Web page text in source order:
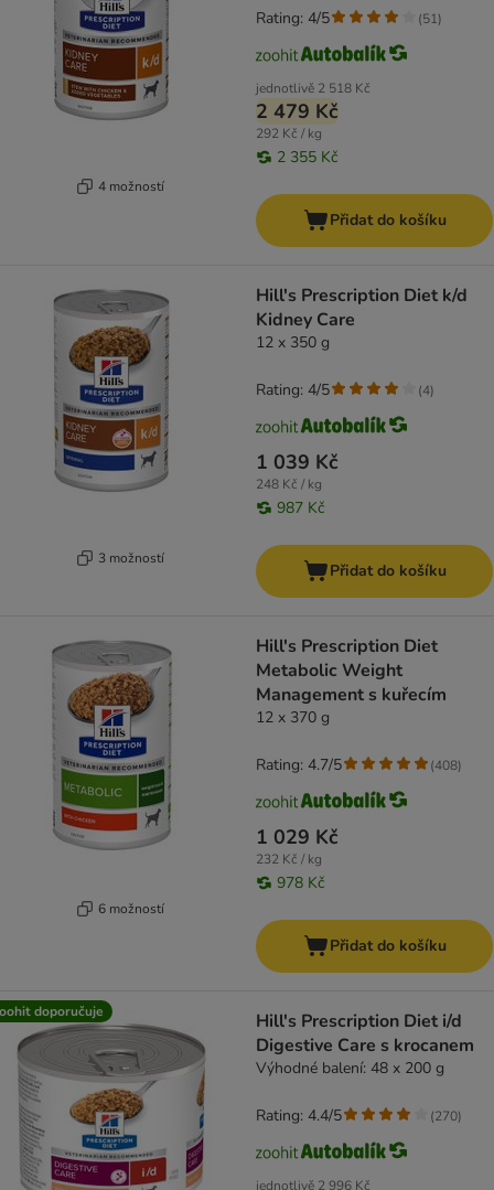
4 možností
jednotlivě 2 518 Kč
2 479 Kč
292 Kč / kg
2 355 Kč
Rating: 4/5 (51)
Přidat do košíku
3 možností
Hill's Prescription Diet k/d
Kidney Care
12 x 350 g
1 039 Kč
248 Kč / kg
987 Kč
Rating: 4/5 (4)
Přidat do košíku
6 možností
Hill's Prescription Diet
Metabolic Weight
Management s kuřecím
12 x 370 g
1 029 Kč
232 Kč / kg
978 Kč
Rating: 4.7/5 (408)
Přidat do košíku
doporučuje
Hill's Prescription Diet i/d
Digestive Care s krocanem
Výhodné balení: 48 x 200 g
jednotlivě 2 996 Kč
Rating: 4.4/5 (270)